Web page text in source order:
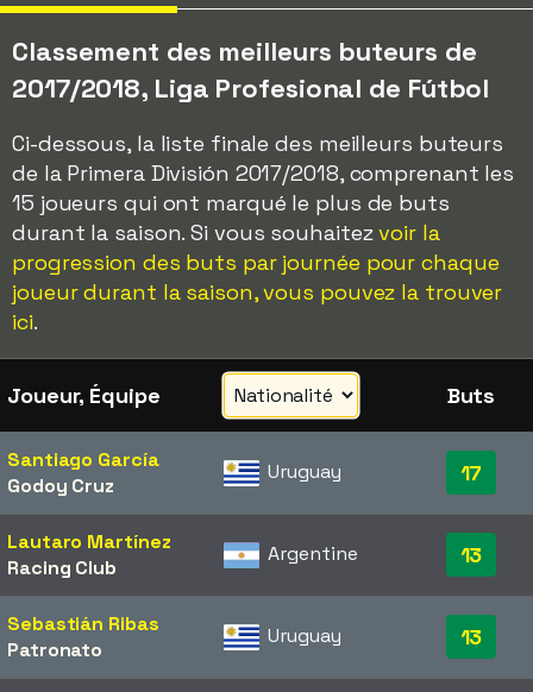
Classement des meilleurs buteurs de
2017/2018, Liga Profesional de Fútbol
Ci-dessous, la liste finale des meilleurs buteurs
de la Primera División 2017/2018, comprenant les
15 joueurs qui ont marqué le plus de buts
durant la saison. Si vous souhaitezvoir la
progression des buts par journée pour chaque
joueur durant la saison, vous pouvez la trouver
ici.
Joueur, Équipe Buts
Santiago García
Godoy Cruz
Uruguay 17
Lautaro Martínez
Racing Club
Argentine 13
Sebastián Ribas
Patronato
Uruguay 13